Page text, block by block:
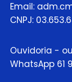
Email:
CNPJ:
Ouvidoria -
WhatsApp 61